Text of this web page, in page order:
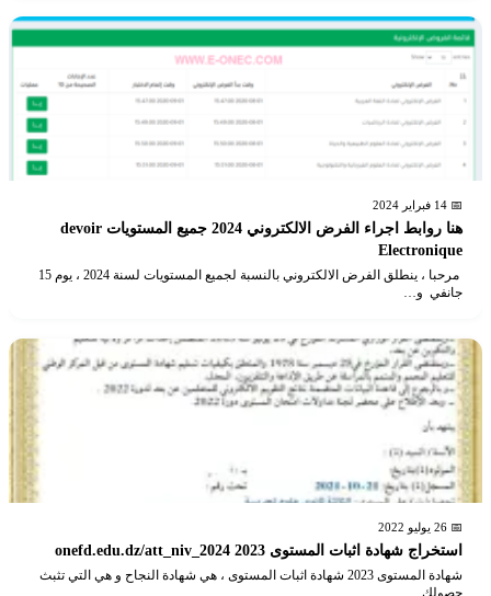
📅 14 فبراير 2024
هنا روابط اجراء الفرض الالكتروني 2024 جميع المستويات devoir
Electronique
مرحبا ، ينطلق الفرض الالكتروني بالنسبة لجميع المستويات لسنة 2024 ، يوم 15
جانفي و…
📅 26 يوليو 2022
استخراج شهادة اثبات المستوى 2023 onefd.edu.dz/att_niv_2024
شهادة المستوى 2023 شهادة اثبات المستوى ، هي شهادة النجاح و هي التي تثبث
حصولك…